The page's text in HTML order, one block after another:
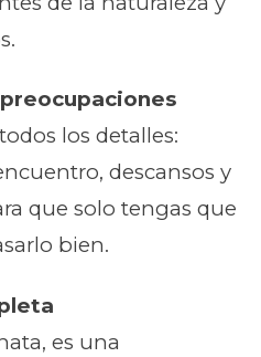
los detalles:
descansos y
que solo tengas que
bien.
es una